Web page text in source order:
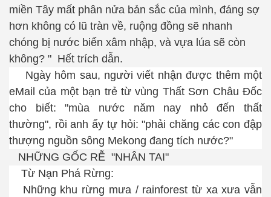
miền Tây mất phân nửa bản sắc của mình, đáng sợ
hơn không có lũ tràn về, ruộng đồng sẽ nhanh
chóng bị nước biển xâm nhập, và vựa lúa sẽ còn
không? " Hết trích dẫn.
Ngày hôm sau, người viết nhận được thêm một
eMail của một bạn trẻ từ vùng Thất Sơn Châu Đốc
cho biết:"mùa nước năm nay nhỏ đến thất
thường", rồi anh ấy tự hỏi:"phải chăng các con đập
thượng nguồn sông Mekong đang tích nước?"
NHỮNG GỐC RỄ "NHÂN TAI"
Từ Nạn Phá Rừng:
Những khu rừng mưa / rainforest từ xa xưa vẫn